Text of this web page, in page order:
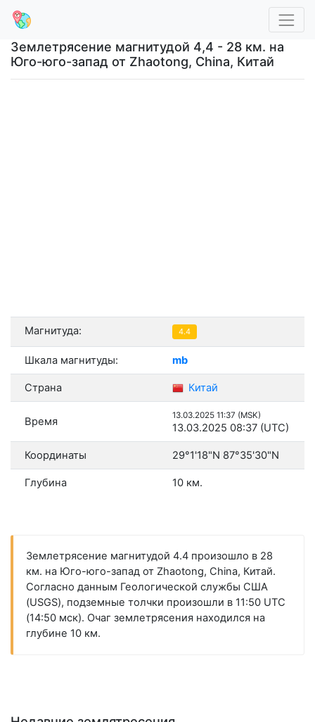
Землетрясение магнитудой 4,4 - 28 км. на
Юго-юго-запад от Zhaotong, China, Китай
Магнитуда: 4.4
Шкала магнитуды: mb
Страна Китай
Время 13.03.2025 11:37 (MSK)
13.03.2025 08:37 (UTC)
Координаты 29°1'18"N 87°35'30"N
Глубина 10 км.
Землетрясение магнитудой 4.4 произошло в 28
км. на Юго-юго-запад от Zhaotong, China, Китай.
Согласно данным Геологической службы США
(USGS), подземные толчки произошли в 11:50 UTC
(14:50 мск). Очаг землетрясения находился на
глубине 10 км.